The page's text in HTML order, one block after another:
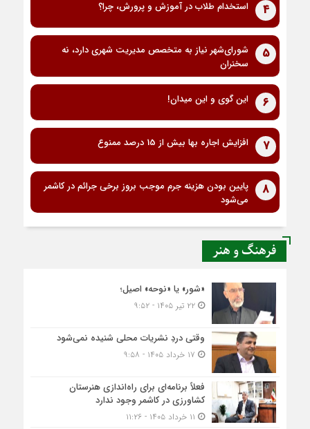
4 استخدام طلاب در آموزش و پرورش، چرا؟
5
شورای‌شهر نیاز به متخصص مدیریت شهری دارد، نه
سخنران
6 این گوی و این میدان!
7 افزایش اجاره بها بیش از 15 درصد ممنوع
8
پایین بودن هزینه جرم موجب بروز برخی جرائم در کاشمر
می‌شود
فرهنگ و هنر
«شور» یا «نوحه» اصیل؛
۲۲ تیر ۱۴۰۵ - ۹:۵۲
وقتی دردِ نشریات محلی شنیده نمی‌شود
فعلاً برنامه‌ای برای راه‌اندازی هنرستان
کشاورزی در کاشمر وجود ندارد